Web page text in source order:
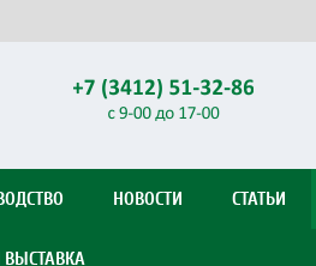
НОВОСТИ СТАТЬИ